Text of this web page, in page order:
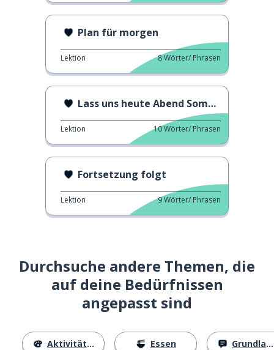
Plan für morgen
Lektion 8Wörter/ Phrasen
Lass uns heute Abend Somaek trinken!
Lektion 10Wörter/ Phrasen
Fortsetzung folgt
Lektion 9Wörter/ Phrasen
Durchsuche andere Themen, die
auf deine Bedürfnissen
angepasst sind
Aktivitäten Essen Grundlagen